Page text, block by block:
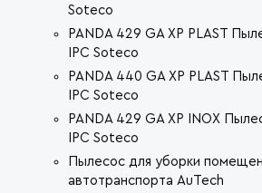
Soteco
PANDA 429 GA XP PLAST
IPC Soteco
PANDA 440 GA XP PLAST
IPC Soteco
PANDA 429 GA XP INOX
IPC Soteco
Пылесос для уборки
автотранспорта AuTech